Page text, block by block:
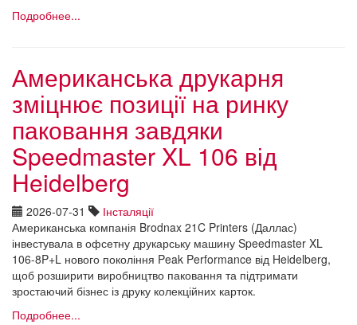
Подробнее...
Американська друкарня
зміцнює позиції на ринку
паковання завдяки
Speedmaster XL 106 від
Heidelberg
2026-07-31
Інсталяції
Американська компанія Brodnax 21C Printers (Даллас)
інвестувала в офсетну друкарську машину Speedmaster XL
106-8P+L нового покоління Peak Performance від Heidelberg,
щоб розширити виробництво паковання та підтримати
зростаючий бізнес із друку колекційних карток.
Подробнее...